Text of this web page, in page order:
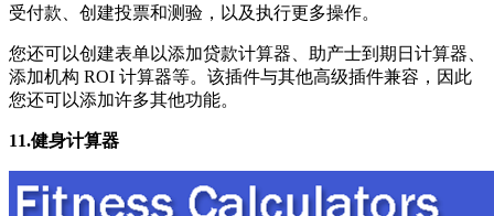
受付款、创建投票和测验，以及执行更多操作。
您还可以创建表单以添加贷款计算器、助产士到期日计算器、
添加机构 ROI 计算器等。该插件与其他高级插件兼容，因此
您还可以添加许多其他功能。
11.健身计算器